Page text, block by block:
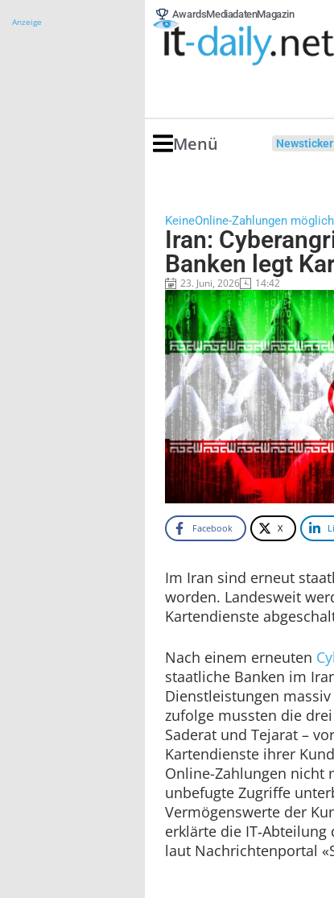
Anzeige
AwardsMediadatenMagazin
Menü Newsticker
KeineOnline-Zahlungen möglich
Iran:
Banken legt
23. Juni, 2026 14:42
Facebook X
Im Iran sind erneut
worden. Landesweit
Kartendienste
Nach einem erneuten
staatliche Banken im
Dienstleistungen
zufolge mussten die
Saderat und Tejarat –
Kartendienste ihrer
Online-Zahlungen nicht
unbefugte Zugriffe
Vermögenswerte der
erklärte die
laut Nachrichtenportal